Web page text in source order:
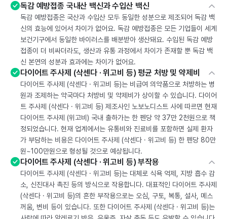
독감 예방접종 국내산 백신과 수입산 백신
독감 예방접종은 국산과 수입산 모두 동일한 성분으로 제조되어 독감 백
신의 효능에 있어서 차이가 없어요. 독감 예방접종은 모든 기업들이 세계
보건기구에서 동일한 바이러스를 배분받아 생산돼요. 수입된 독감 예방
접종이 더 비싸더라도, 생산과 유통 과정에서 차이가 존재할 뿐 독감 백
신 본연의 성분과 효과에는 차이가 없어요.
다이어트 주사제 (삭센다 · 위고비 등) 평균 처방 및 약제비
다이어트 주사제 (삭센다 · 위고비 등)는 비급여 의약품으로 처방하는 병
원과 조제하는 약국마다 처방비 및 약제비가 상이할 수 있습니다. 다이어
트 주사제 (삭센다 · 위고비 등) 제조사인 노보노디스트 사에 따르면 현재
다이어트 주사제 (위고비) 국내 출하가는 한 펜당 약 37만 2천원으로 책
정되었습니다. 현재 업계에서는 유통비와 진료비를 포함하면 실제 환자
가 부담하는 비용은 다이어트 주사제 (삭센다 · 위고비 등) 한 펜당 80만
원~100만원으로 형성될 것으로 예상됩니다.
다이어트 주사제 (삭센다 · 위고비 등) 부작용
다이어트 주사제 (삭센다 · 위고비 등)는 대체로 식욕 억제, 지방 흡수 감
소, 신진대사 촉진 등의 방식으로 작용합니다. 대표적인 다이어트 주사제
(삭센다 · 위고비 등)의 흔한 부작용으로는 오심, 구토, 복통, 설사, 메스
꺼움, 변비 등이 있습니다. 또한 다이어트 주사제 (삭센다 · 위고비 등)는